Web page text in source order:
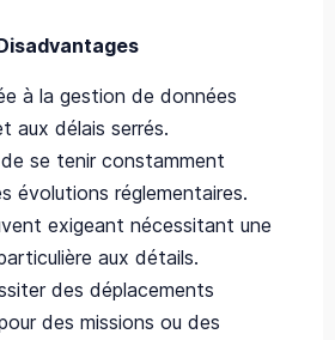
à la gestion de données
aux délais serrés.
se tenir constamment
évolutions réglementaires.
exigeant nécessitant une
aux détails.
des déplacements
des missions ou des